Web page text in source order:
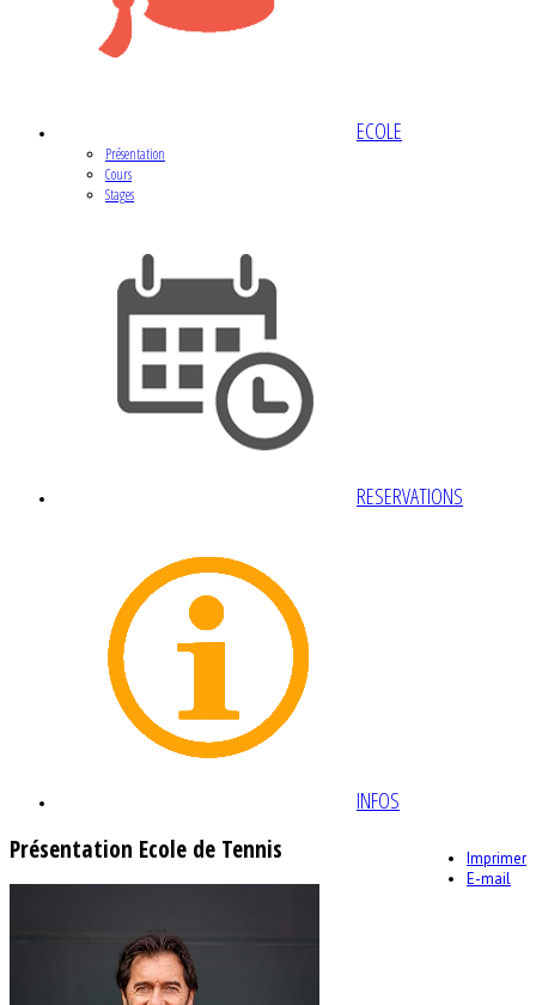
ECOLE
Présentation
Cours
Stages
RESERVATIONS
INFOS
Imprimer
E-mail
Présentation Ecole de Tennis